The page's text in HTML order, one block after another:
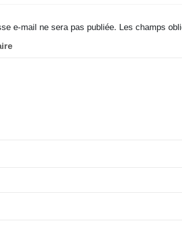
e-mail ne sera pas publiée. Les champs